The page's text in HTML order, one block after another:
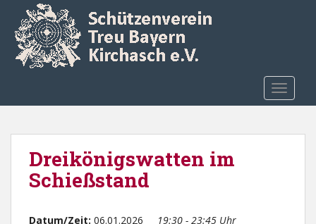
Skip to main content
Dreikönigswatten im
Schießstand
Datum/Zeit: 06.01.2026 19:30 - 23:45 Uhr